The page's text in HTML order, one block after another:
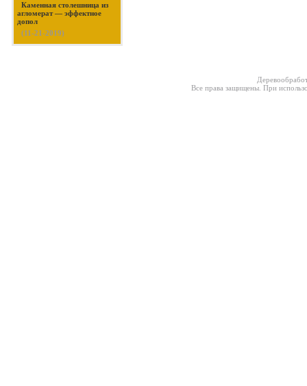
Каменная столешница из
агломерат — эффектное
допол
(11-21-2019)
Все права защищены. При